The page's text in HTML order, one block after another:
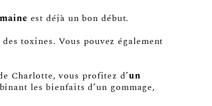
est déjà un bon début.
toxines. Vous pouvez également
Charlotte, vous profitez d’un
les bienfaits d’un gommage,